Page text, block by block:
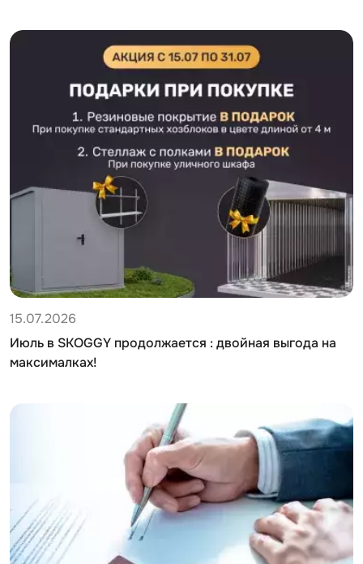
15.07.2026
Июль в SKOGGY продолжается : двойная выгода на
максималках!